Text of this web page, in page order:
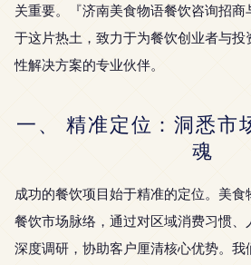
关重要。『济南美食物语餐饮咨询招
于这片热土，致力于为餐饮创业者与
性解决方案的专业伙伴。
一、 精准定位：洞悉市
魂
成功的餐饮项目始于精准的定位。美
餐饮市场脉络，通过对区域消费习惯
深度调研，协助客户厘清核心优势。